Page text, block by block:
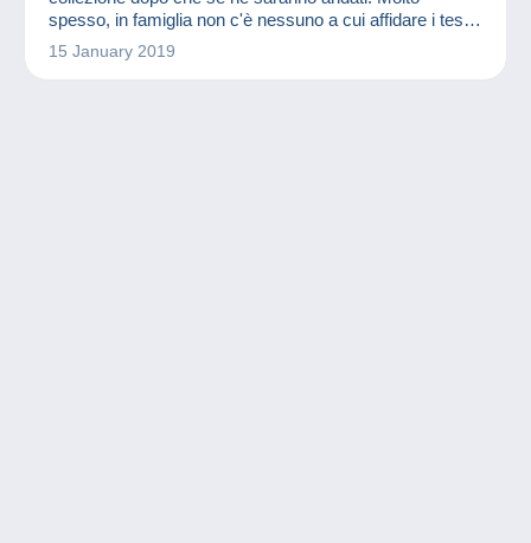
spesso, in famiglia non c'è nessuno a cui affidare i tesori
raccolti nel corso degli anni.
15 January 2019